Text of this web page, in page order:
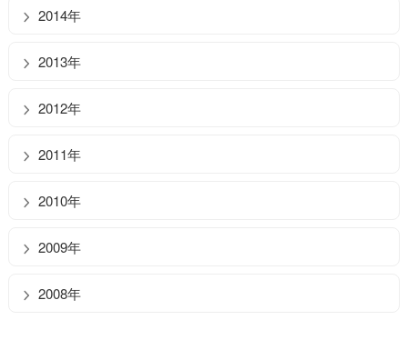
2014年
2013年
2012年
2011年
2010年
2009年
2008年